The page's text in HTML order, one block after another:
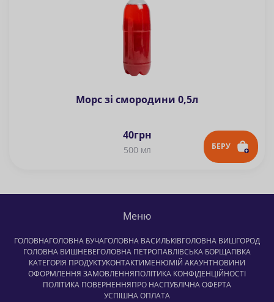
Морс зі смородини 0,5л
40грн
500 мл БЕРУ
Меню
ГОЛОВНАГОЛОВНА БУЧАГОЛОВНА ВАСИЛЬКІВГОЛОВНА ВИШГОРОД
ГОЛОВНА ВИШНЕВЕГОЛОВНА ПЕТРОПАВЛІВСЬКА БОРЩАГІВКА
КАТЕГОРІЯ ПРОДУКТУКОНТАКТИМЕНЮМІЙ АКАУНТНОВИНИ
ОФОРМЛЕННЯ ЗАМОВЛЕННЯПОЛІТИКА КОНФІДЕНЦІЙНОСТІ
ПОЛІТИКА ПОВЕРНЕННЯПРО НАСПУБЛІЧНА ОФЕРТА
УСПІШНА ОПЛАТА